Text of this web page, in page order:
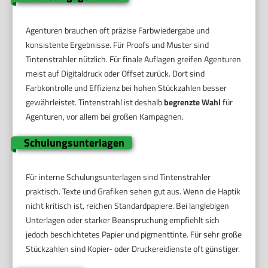
Agenturen brauchen oft präzise Farbwiedergabe und
konsistente Ergebnisse. Für Proofs und Muster sind
Tintenstrahler nützlich. Für finale Auflagen greifen Agenturen
meist auf Digitaldruck oder Offset zurück. Dort sind
Farbkontrolle und Effizienz bei hohen Stückzahlen besser
gewährleistet. Tintenstrahl ist deshalbbegrenzte Wahlfür
Agenturen, vor allem bei großen Kampagnen.
Schulungsunterlagen
Für interne Schulungsunterlagen sind Tintenstrahler
praktisch. Texte und Grafiken sehen gut aus. Wenn die Haptik
nicht kritisch ist, reichen Standardpapiere. Bei langlebigen
Unterlagen oder starker Beanspruchung empfiehlt sich
jedoch beschichtetes Papier und pigmenttinte. Für sehr große
Stückzahlen sind Kopier- oder Druckereidienste oft günstiger.